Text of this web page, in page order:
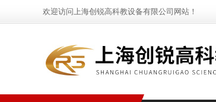
欢迎访问上海创锐高科教设备有限公司网站！